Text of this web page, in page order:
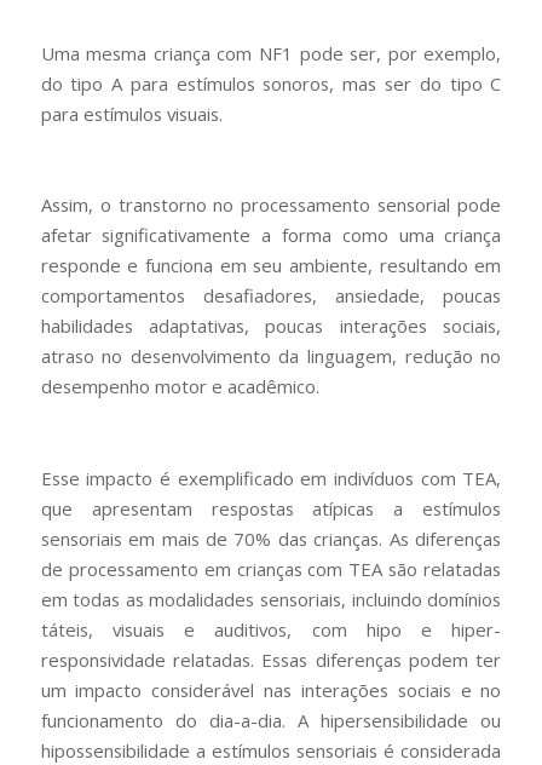
Uma mesma criança com NF1 pode ser, por exemplo,
do tipo A para estímulos sonoros, mas ser do tipo C
para estímulos visuais.
Assim, o transtorno no processamento sensorial pode
afetar significativamente a forma como uma criança
responde e funciona em seu ambiente, resultando em
comportamentos desafiadores, ansiedade, poucas
habilidades adaptativas, poucas interações sociais,
atraso no desenvolvimento da linguagem, redução no
desempenho motor e acadêmico.
Esse impacto é exemplificado em indivíduos com TEA,
que apresentam respostas atípicas a estímulos
sensoriais em mais de 70% das crianças. As diferenças
de processamento em crianças com TEA são relatadas
em todas as modalidades sensoriais, incluindo domínios
táteis, visuais e auditivos, com hipo e hiper-
responsividade relatadas. Essas diferenças podem ter
um impacto considerável nas interações sociais e no
funcionamento do dia-a-dia. A hipersensibilidade ou
hipossensibilidade a estímulos sensoriais é considerada